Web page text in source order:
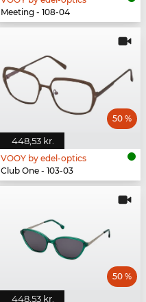
Meeting - 108-04
448,53 kr.
50 %
VOOY by edel-optics
Club One - 103-03
448,53 kr.
50 %